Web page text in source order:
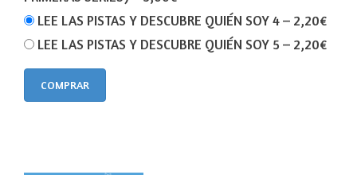
LEE LAS PISTAS Y DESCUBRE QUIÉN SOY 4– 2,20€
LEE LAS PISTAS Y DESCUBRE QUIÉN SOY 5 – 2,20€
COMPRAR